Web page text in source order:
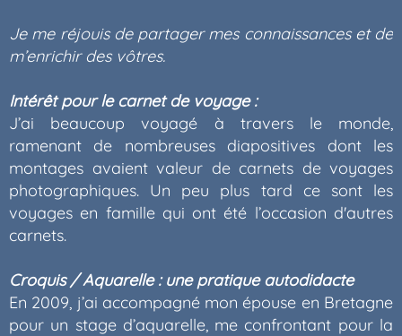
Je me réjouis de partager mes connaissances et de
m’enrichir des vôtres.
Intérêt pour le carnet de voyage :
J’ai beaucoup voyagé à travers le monde,
ramenant de nombreuses diapositives dont les
montages avaient valeur de carnets de voyages
photographiques. Un peu plus tard ce sont les
voyages en famille qui ont été l’occasion d'autres
carnets.
Croquis / Aquarelle : une pratique autodidacte
En 2009, j’ai accompagné mon épouse en Bretagne
pour un stage d’aquarelle, me confrontant pour la